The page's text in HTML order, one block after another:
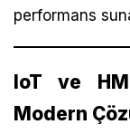
performans
IoT ve
Modern